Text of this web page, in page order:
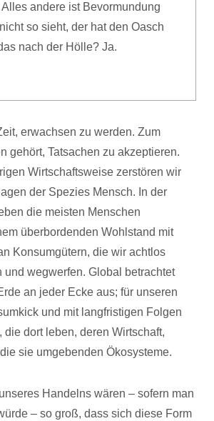
andere ist Bevormundung
so sieht, der hat den Oasch
nach der Hölle? Ja.
erwachsen zu werden. Zum
gehört, Tatsachen zu akzeptieren.
Wirtschaftsweise zerstören wir
der Spezies Mensch. In der
die meisten Menschen
überbordenden Wohlstand mit
Konsumgütern, die wir achtlos
und wegwerfen. Global betrachtet
an jeder Ecke aus; für unseren
und mit langfristigen Folgen
die dort leben, deren Wirtschaft,
sie umgebenden Ökosysteme.
Handelns wären – sofern man
– so groß, dass sich diese Form